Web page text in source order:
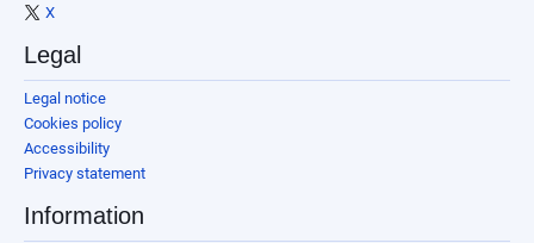
X
Legal
Legal notice
Cookies policy
Accessibility
Privacy statement
Information